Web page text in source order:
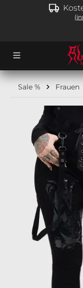
springen
Sale % Frauen
Bildergalerie